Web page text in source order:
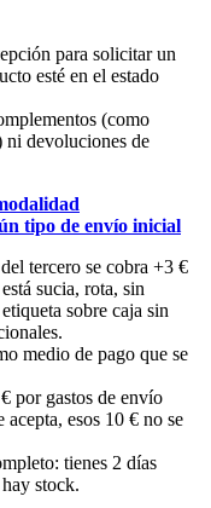
para solicitar un
esté en el estado
(como
ni devoluciones de
tipo de envío inicial
tercero se cobra +3 €
sucia, rota, sin
sobre caja sin
medio de pago que se
por gastos de envío
esos 10 € no se
tienes 2 días
stock.